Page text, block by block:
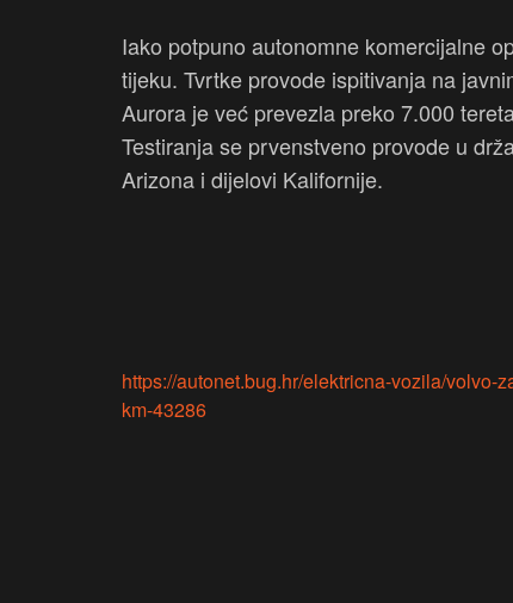
Iako potpuno autonomne komercijalne
tijeku. Tvrtke provode ispitivanja na
Aurora je već prevezla preko 7.000
Testiranja se prvenstveno provode u
Arizona i dijelovi Kalifornije.
https://autonet.bug.hr/elektricna-vozila/
km-43286